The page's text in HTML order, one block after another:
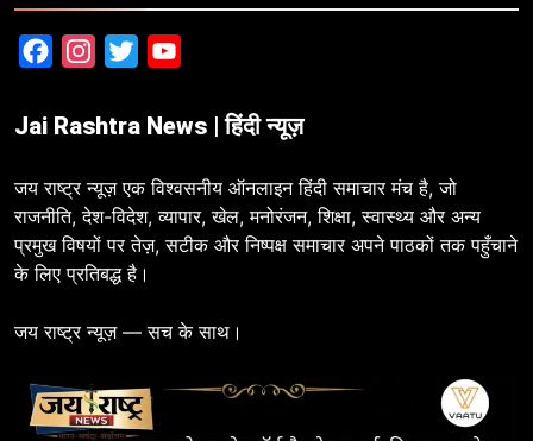
FacebookInstagram
Twitter
Jai Rashtra News | हिंदी न्यूज़
जय राष्ट्र न्यूज़ एक विश्वसनीय ऑनलाइन हिंदी समाचार मंच है, जो
राजनीति, देश-विदेश, व्यापार, खेल, मनोरंजन, शिक्षा, स्वास्थ्य और अन्य
प्रमुख विषयों पर तेज़, सटीक और निष्पक्ष समाचार अपने पाठकों तक पहुँचाने
के लिए प्रतिबद्ध है।
जय राष्ट्र न्यूज़ — सच के साथ।